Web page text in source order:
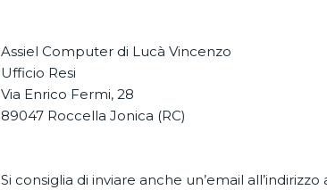
Assiel Computer di Lucà Vincenzo
Ufficio Resi
Via Enrico Fermi, 28
89047 Roccella Jonica (RC)
Si consiglia di inviare anche un’email